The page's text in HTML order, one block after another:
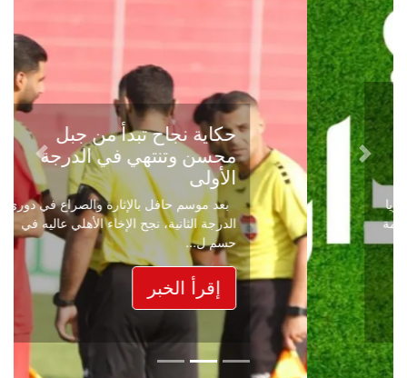
حكاية نجاح تبدأ من جبل
محسن وتنتهي في الدرجة
الأولى
بعد موسم حافل بالإثارة والصراع في دوري
الدرجة الثانية، نجح الإخاء الأهلي عاليه في
حسم ل...
إقرأ الخبر
Previous
Next